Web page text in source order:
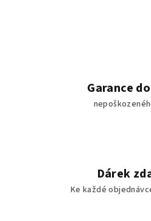
Garance
Dárek
Ke každé